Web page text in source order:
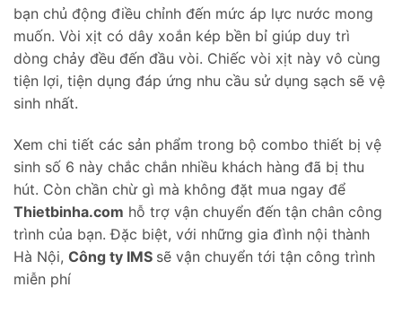
bạn chủ động điều chỉnh đến mức áp lực nước mong
muốn. Vòi xịt có dây xoắn kép bền bỉ giúp duy trì
dòng chảy đều đến đầu vòi. Chiếc vòi xịt này vô cùng
tiện lợi, tiện dụng đáp ứng nhu cầu sử dụng sạch sẽ vệ
sinh nhất.
Xem chi tiết các sản phẩm trong bộ combo thiết bị vệ
sinh số 6 này chắc chắn nhiều khách hàng đã bị thu
hút. Còn chần chừ gì mà không đặt mua ngay để
Thietbinha.com hỗ trợ vận chuyển đến tận chân công
trình của bạn. Đặc biệt, với những gia đình nội thành
Hà Nội, Công ty IMS sẽ vận chuyển tới tận công trình
miễn phí